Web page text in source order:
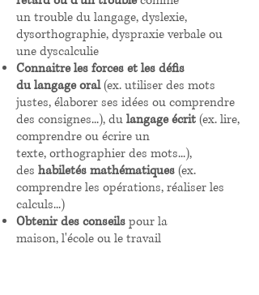
untrouble du langage, dyslexie,
dysorthographie, dyspraxie verbale ou
une dyscalculie
Connaitre les forces et les défis
dulangage oral(ex. utiliser des mots
justes, élaborer ses idées ou comprendre
des consignes...), dulangage écrit(ex. lire,
comprendre ou écrire un
texte, orthographier des mots...),
des habiletés mathématiques(ex.
comprendre les opérations, réaliser les
calculs...)
Obtenir des conseilspour la
maison, l'école ou le travail